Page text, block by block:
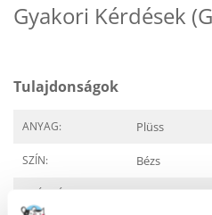
Gyakori Kérdések
Tulajdonságok
ANYAG: Plüss
SZÍN: Bézs
GYÁRTÓ: TRIXIE